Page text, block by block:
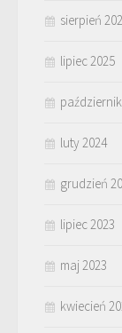
sierpień
lipiec 2025
luty 2024
grudzień
lipiec 2023
maj 2023
kwiecień